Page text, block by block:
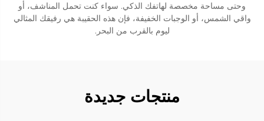
وحتى مساحة مخصصة لهاتفك الذكي. سواء كنت تحمل المناشف، أو
واقي الشمس، أو الوجبات الخفيفة، فإن هذه الحقيبة هي رفيقك المثالي
ليوم بالقرب من البحر.
منتجات جديدة